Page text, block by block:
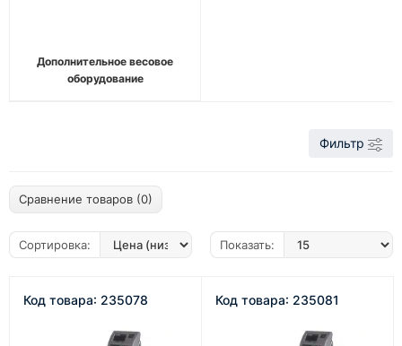
Дополнительное весовое
оборудование
Фильтр
Сравнение товаров (0)
Сортировка: Показать:
Код товара: 235078 Код товара: 235081